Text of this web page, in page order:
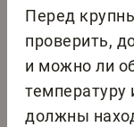
Перед
проверить,
и можно ли
температуру
должны